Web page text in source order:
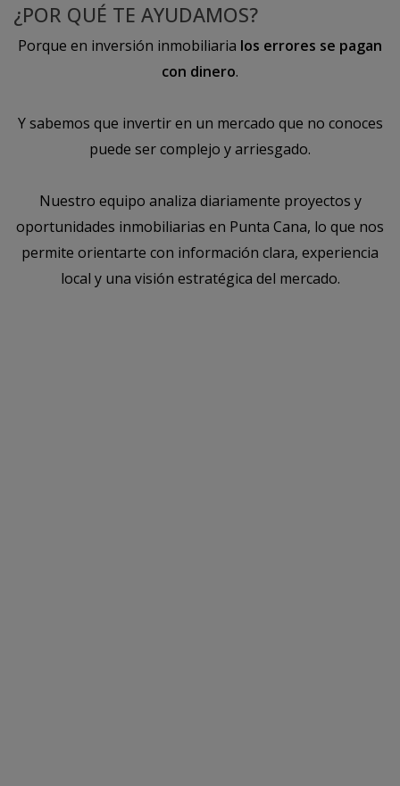
¿POR QUÉ TE AYUDAMOS?
Porque en inversión inmobiliaria los errores se pagan
con dinero.
Y sabemos que invertir en un mercado que no conoces
puede ser complejo y arriesgado.
Nuestro equipo analiza diariamente proyectos y
oportunidades inmobiliarias en Punta Cana, lo que nos
permite orientarte con información clara, experiencia
local y una visión estratégica del mercado.